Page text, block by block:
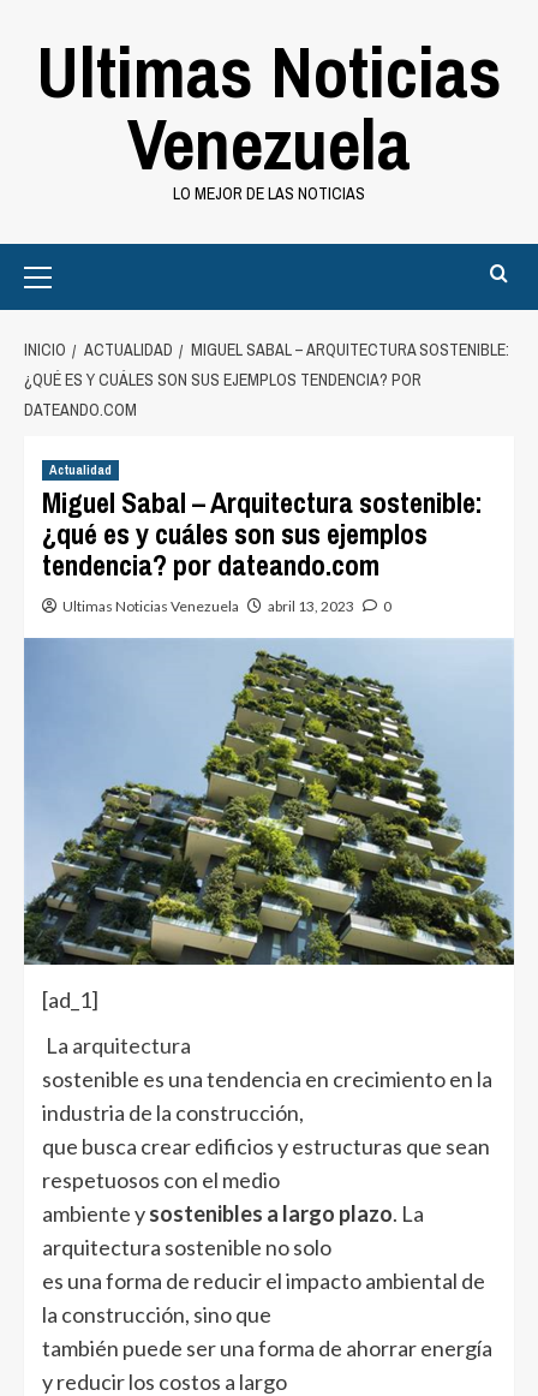
Ultimas Noticias
Venezuela
LO MEJOR DE LAS NOTICIAS
Menu
INICIO ACTUALIDAD
MIGUEL SABAL – ARQUITECTURA SOSTENIBLE:
¿QUÉ ES Y CUÁLES SON SUS EJEMPLOS TENDENCIA? POR
DATEANDO.COM
Actualidad
Miguel Sabal – Arquitectura sostenible:
¿qué es y cuáles son sus ejemplos
tendencia? por dateando.com
Ultimas Noticias Venezuela abril 13, 2023 0
[ad_1]
La arquitectura
sostenible es una tendencia en crecimiento en la
industria de la construcción,
que busca crear edificios y estructuras que sean
respetuosos con el medio
ambiente ysostenibles a largo plazo. La
arquitectura sostenible no solo
es una forma de reducir el impacto ambiental de
la construcción, sino que
también puede ser una forma de ahorrar energía
y reducir los costos a largo